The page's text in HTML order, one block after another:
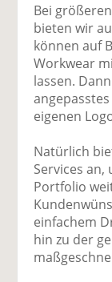
Bei
bieten wir
können auf
Work­wear
lassen.
eigenen
Natürlich
Services
Portfolio
einfachem
hin zu der